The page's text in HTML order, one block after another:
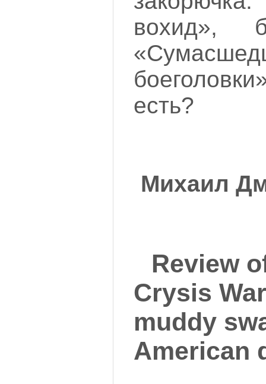
вохид»,
есть?
Михаил
Review
Crysis
muddy
American